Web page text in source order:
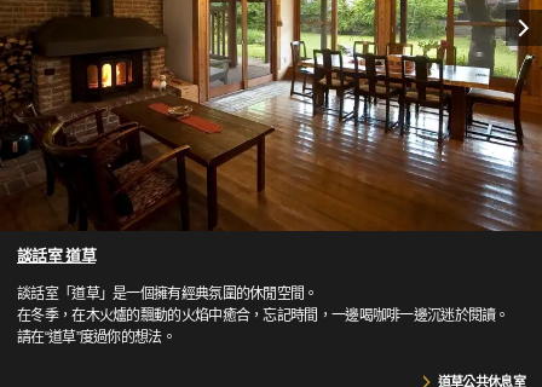
談話室 道草
談話室「道草」是一個擁有經典氛圍的休閒空間。
在冬季，在木火爐的飄動的火焰中癒合，忘記時間，一邊喝咖啡一邊沉迷於閱讀。
請在“道草”度過你的想法。
道草公共休息室